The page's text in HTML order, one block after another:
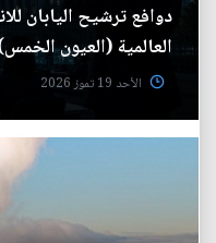
دوافع ترشيح اليابان
العالمية (العيون
الأحد 19 تموز 2026